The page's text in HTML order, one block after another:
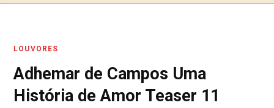
e
LOUVORES
Adhemar de Campos Uma
História de Amor Teaser 11